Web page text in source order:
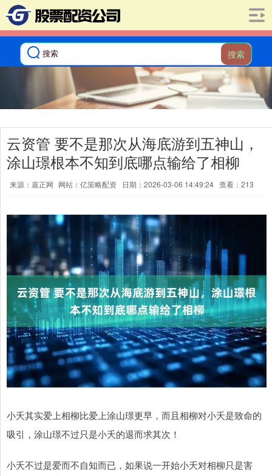
搜索
云资管 要不是那次从海底游到五神山，
涂山璟根本不知到底哪点输给了相柳
来源：嘉正网 网站：亿策略配资 日期：2026-03-06 14:49:24 查看：213
小夭其实爱上相柳比爱上涂山璟更早，而且相柳对小夭是致命的
吸引，涂山璟不过只是小夭的退而求其次！
小夭不过是爱而不自知而已，如果说一开始小夭对相柳只是害